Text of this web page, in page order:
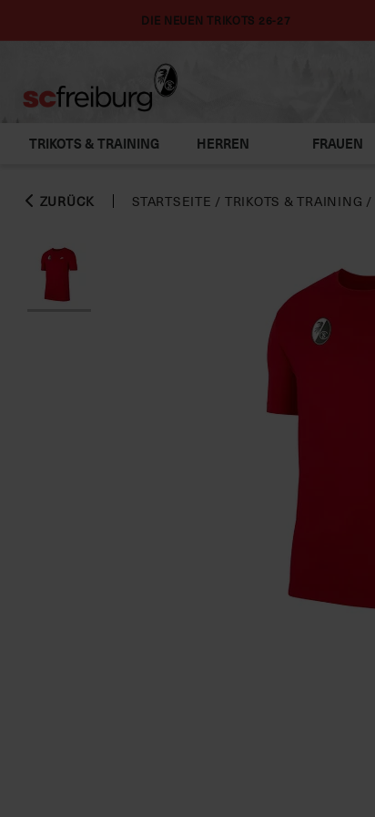
DIE NEUEN TRIKOTS 26-27
TRIKOTS & TRAINING HERREN FRAUEN
ZURÜCK STARTSEITE / TRIKOTS & TRAINING /